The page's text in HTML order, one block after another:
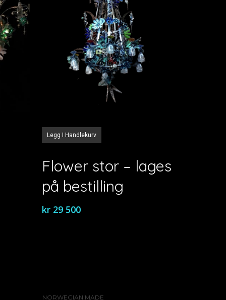
Legg I Handlekurv
Flower stor – lages
på bestilling
kr29 500
NORWEGIAN MADE